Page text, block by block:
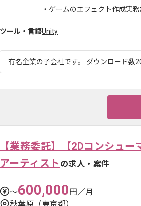
・ゲームのエフェクト作成実
ツール・言語Unity
有名企業の子会社です。 ダウンロード数
【業務委託】【2Dコンシュ
アーティスト の求人・案件
〜600,000円／月